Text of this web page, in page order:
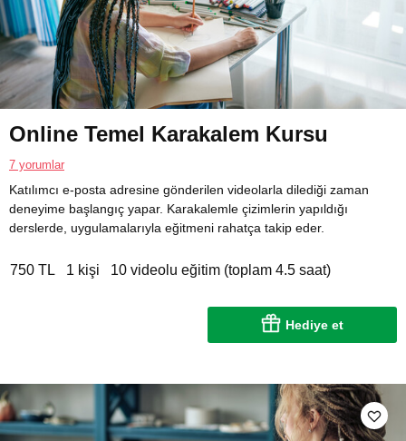
Online Temel Karakalem Kursu
7 yorumlar
Katılımcı e-posta adresine gönderilen videolarla dilediği zaman
deneyime başlangıç yapar. Karakalemle çizimlerin yapıldığı
derslerde, uygulamalarıyla eğitmeni rahatça takip eder.
750 TL 1 kişi 10 videolu eğitim (toplam 4.5 saat)
Hediye et